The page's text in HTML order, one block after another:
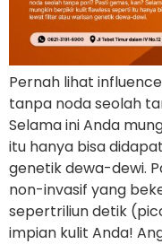
Pernah lihat
tanpa noda seolah
Selama ini Anda
itu hanya bisa
genetik dewa-dewi.
non-invasif yang
sepertriliun detik
impian kulit Anda!